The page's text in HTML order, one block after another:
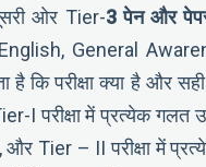
ओर Tier-3पेन और
General
है कि परीक्षा क्या है और
I परीक्षा में प्रत्येक
Tier – II परीक्षा में